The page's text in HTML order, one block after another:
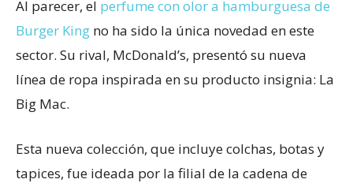
Al parecer, el perfume con olor a hamburguesa de
Burger King no ha sido la única novedad en este
sector. Su rival, McDonald’s, presentó su nueva
línea de ropa inspirada en su producto insignia: La
Big Mac.
Esta nueva colección, que incluye colchas, botas y
tapices, fue ideada por la filial de la cadena de